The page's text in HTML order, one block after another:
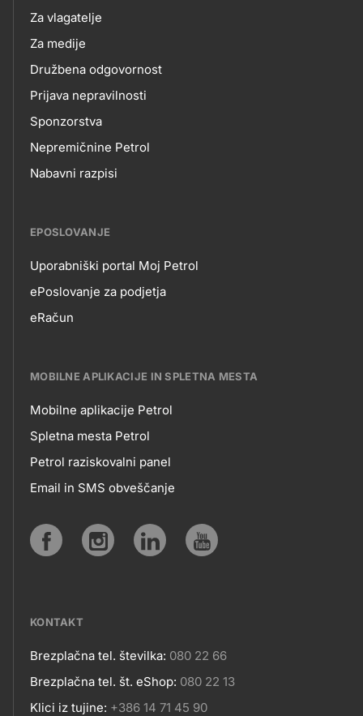
Za vlagatelje
Za medije
Družbena odgovornost
Prijava nepravilnosti
Sponzorstva
Nepremičnine Petrol
Nabavni razpisi
EPOSLOVANJE
EPOSLOVANJE
Uporabniški portal Moj Petrol
ePoslovanje za podjetja
eRačun
MOBILNE APLIKACIJE IN SPLETNA MESTA
MOBILNE
APLIKACIJE
SPLETNA
Mobilne aplikacije Petrol
Spletna mesta Petrol
Petrol raziskovalni panel
Email in SMS obveščanje
KONTAKT
Kontakt
Brezplačna tel. številka: 080 22 66
Brezplačna tel. št. eShop: 080 22 13
Klici iz tujine: +386 14 71 45 90